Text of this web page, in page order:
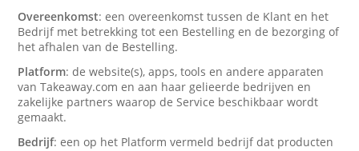
Overeenkomst: een overeenkomst tussen de Klant en het
Bedrijf met betrekking tot een Bestelling en de bezorging of
het afhalen van de Bestelling.
Platform: de website(s), apps, tools en andere apparaten
van Takeaway.com en aan haar gelieerde bedrijven en
zakelijke partners waarop de Service beschikbaar wordt
gemaakt.
Bedrijf: een op het Platform vermeld bedrijf dat producten